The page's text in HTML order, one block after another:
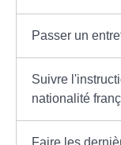
Passer un
Suivre
nationalité
Faire les